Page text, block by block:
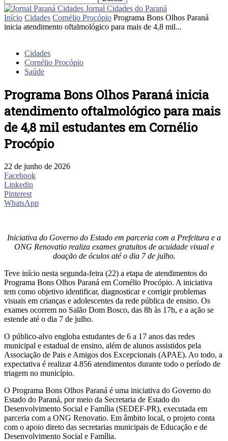
Jornal Cidades do Paraná
Início Cidades Cornélio Procópio Programa Bons Olhos Paraná
inicia atendimento oftalmológico para mais de 4,8 mil...
Cidades
Cornélio Procópio
Saúde
Programa Bons Olhos Paraná inicia
atendimento oftalmológico para mais
de 4,8 mil estudantes em Cornélio
Procópio
22 de junho de 2026
Facebook
Linkedin
Pinterest
WhatsApp
Iniciativa do Governo do Estado em parceria com a Prefeitura e a
ONG Renovatio realiza exames gratuitos de acuidade visual e
doação de óculos até o dia 7 de julho.
Teve início nesta segunda-feira (22) a etapa de atendimentos do
Programa Bons Olhos Paraná em Cornélio Procópio. A iniciativa
tem como objetivo identificar, diagnosticar e corrigir problemas
visuais em crianças e adolescentes da rede pública de ensino. Os
exames ocorrem no Salão Dom Bosco, das 8h às 17h, e a ação se
estende até o dia 7 de julho.
O público-alvo engloba estudantes de 6 a 17 anos das redes
municipal e estadual de ensino, além de alunos assistidos pela
Associação de Pais e Amigos dos Excepcionais (APAE). Ao todo, a
expectativa é realizar 4.856 atendimentos durante todo o período de
triagem no município.
O Programa Bons Olhos Paraná é uma iniciativa do Governo do
Estado do Paraná, por meio da Secretaria de Estado do
Desenvolvimento Social e Família (SEDEF-PR), executada em
parceria com a ONG Renovatio. Em âmbito local, o projeto conta
com o apoio direto das secretarias municipais de Educação e de
Desenvolvimento Social e Família.